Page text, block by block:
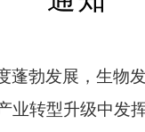
勃发展，生物
业转型升级中发